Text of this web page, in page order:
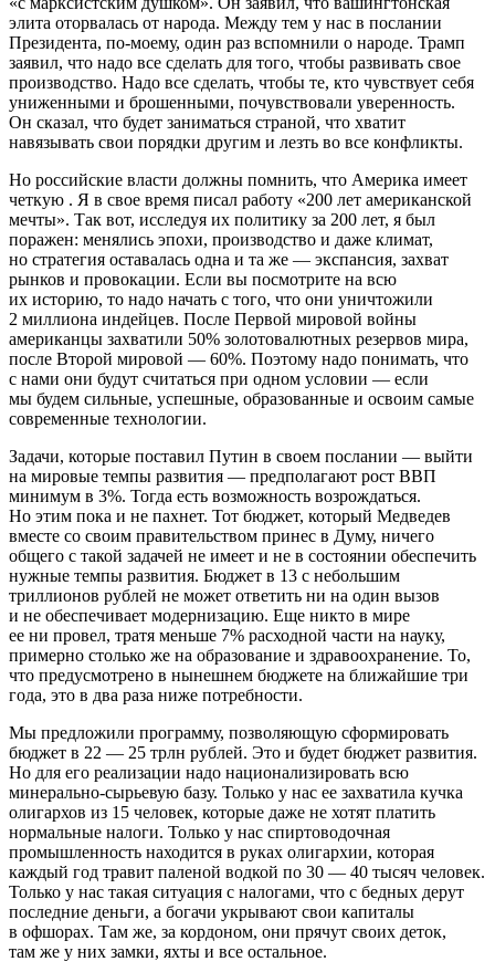
элита оторвалась от народа. Между тем у нас в послании
Президента, по-моему, один раз вспомнили о народе. Трамп
заявил, что надо все сделать для того, чтобы развивать свое
производство. Надо все сделать, чтобы те, кто чувствует себя
униженными и брошенными, почувствовали уверенность.
Он сказал, что будет заниматься страной, что хватит
навязывать свои порядки другим и лезть во все конфликты.
Но российские власти должны помнить, что Америка имеет
четкую . Я в свое время писал работу «200 лет американской
мечты». Так вот, исследуя их политику за 200 лет, я был
поражен: менялись эпохи, производство и даже климат,
но стратегия оставалась одна и та же — экспансия, захват
рынков и провокации. Если вы посмотрите на всю
их историю, то надо начать с того, что они уничтожили
2 миллиона индейцев. После Первой мировой войны
американцы захватили 50% золотовалютных резервов мира,
после Второй мировой — 60%. Поэтому надо понимать, что
с нами они будут считаться при одном условии — если
мы будем сильные, успешные, образованные и освоим самые
современные технологии.
Задачи, которые поставил Путин в своем послании — выйти
на мировые темпы развития — предполагают рост ВВП
минимум в 3%. Тогда есть возможность возрождаться.
Но этим пока и не пахнет. Тот бюджет, который Медведев
вместе со своим правительством принес в Думу, ничего
общего с такой задачей не имеет и не в состоянии обеспечить
нужные темпы развития. Бюджет в 13 с небольшим
триллионов рублей не может ответить ни на один вызов
и не обеспечивает модернизацию. Еще никто в мире
ее ни провел, тратя меньше 7% расходной части на науку,
примерно столько же на образование и здравоохранение. То,
что предусмотрено в нынешнем бюджете на ближайшие три
года, это в два раза ниже потребности.
Мы предложили программу, позволяющую сформировать
бюджет в 22 — 25 трлн рублей. Это и будет бюджет развития.
Но для его реализации надо национализировать всю
минерально-сырьевую базу. Только у нас ее захватила кучка
олигархов из 15 человек, которые даже не хотят платить
нормальные налоги. Только у нас спиртоводочная
промышленность находится в руках олигархии, которая
каждый год травит паленой водкой по 30 — 40 тысяч человек.
Только у нас такая ситуация с налогами, что с бедных дерут
последние деньги, а богачи укрывают свои капиталы
в офшорах. Там же, за кордоном, они прячут своих деток,
там же у них замки, яхты и все остальное.